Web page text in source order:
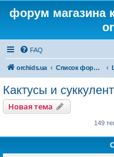
форум магазина
FAQ
orchids.ua Список форумов
Кактусы и
Новая тема
149